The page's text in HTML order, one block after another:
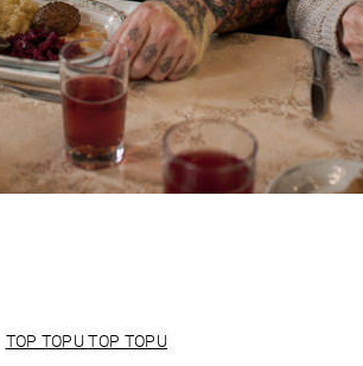
TOP TOPU TOP TOPU